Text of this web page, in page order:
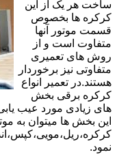
ساخت هر یک از این
کرکره ها بخصوص
قسمت موتور آنها
متفاوت است و از
روش های تعمیری
متفاوتی نیز برخوردار
هستند.در تعمیر انواع
کرکره برقی بخش
های زیادی مورد عیب
این بخش ها میتوان به
نمود.